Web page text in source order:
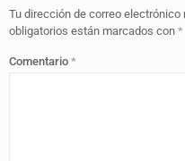
Tu dirección de correo electrónico
obligatorios están marcados con *
Comentario *